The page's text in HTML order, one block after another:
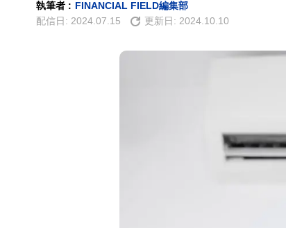
執筆者 : FINANCIAL FIELD編集部
配信日: 2024.07.15 更新日: 2024.10.10